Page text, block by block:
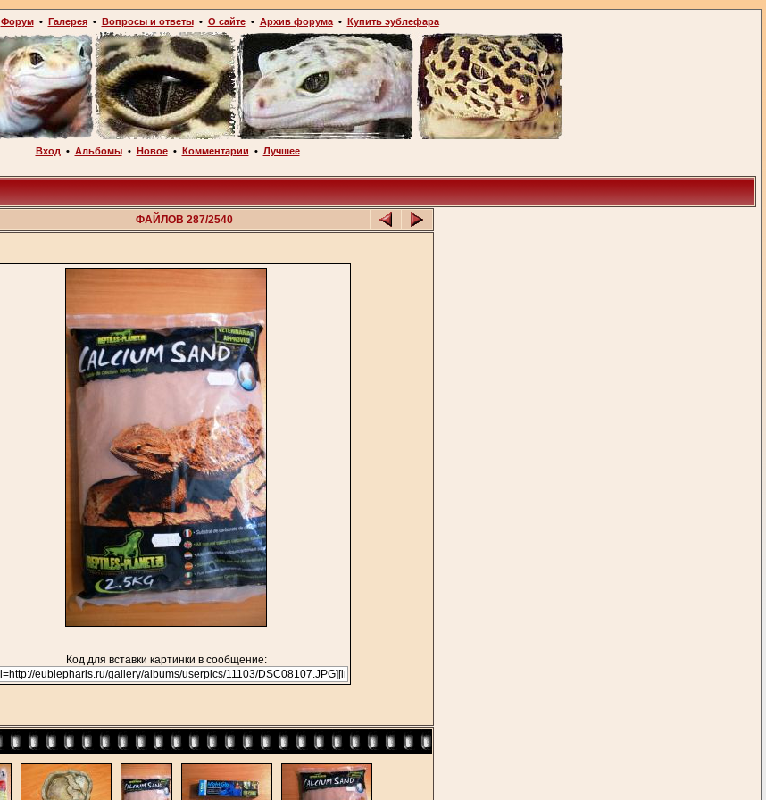
Форум• Галерея• Вопросы и ответы• О сайте• Архив форума• Купить эублефара
Вход • Альбомы• Новое• Комментарии • Лучшее
ФАЙЛОВ 287/2540
Код для вставки картинки в сообщение: